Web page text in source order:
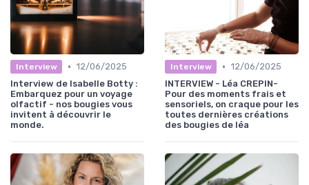
Interview • 12/06/2025
Interview de Isabelle Botty :
Embarquez pour un voyage
olfactif - nos bougies vous
invitent à découvrir le
monde.
Interview • 12/06/2025
INTERVIEW - Léa CREPIN-
Pour des moments frais et
sensoriels, on craque pour les
toutes dernières créations
des bougies de léa